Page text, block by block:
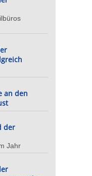
an den
der
Jahr